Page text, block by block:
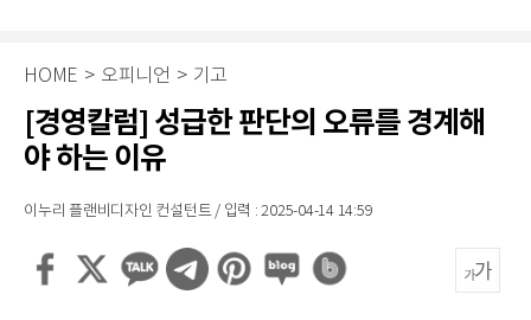
HOME > 오피니언 > 기고
[경영칼럼] 성급한 판단의 오류를 경계해
야 하는 이유
이누리 플랜비디자인 컨설턴트 / 입력 : 2025-04-14 14:59